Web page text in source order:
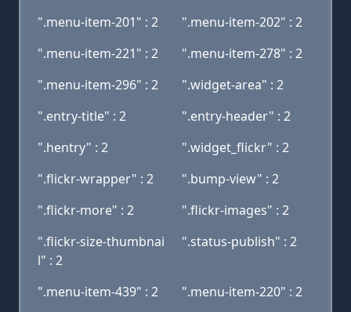
".menu-item-201" : 2
".menu-item-202" : 2
".menu-item-221" : 2
".menu-item-278" : 2
".menu-item-296" : 2
".widget-area" : 2
".entry-title" : 2
".entry-header" : 2
".hentry" : 2
".widget_flickr" : 2
".flickr-wrapper" : 2
".bump-view" : 2
".flickr-more" : 2
".flickr-images" : 2
".flickr-size-thumbnai
l" : 2
".status-publish" : 2
".menu-item-439" : 2
".menu-item-220" : 2